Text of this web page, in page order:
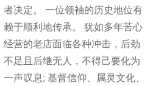
者决定。 一位领袖的历史地位有
赖于顺利地传承。 犹如多年苦心
经营的老店面临各种冲击，后劲
不足且后继无人，不得己要化为
一声叹息; 基督信仰、属灵文化、